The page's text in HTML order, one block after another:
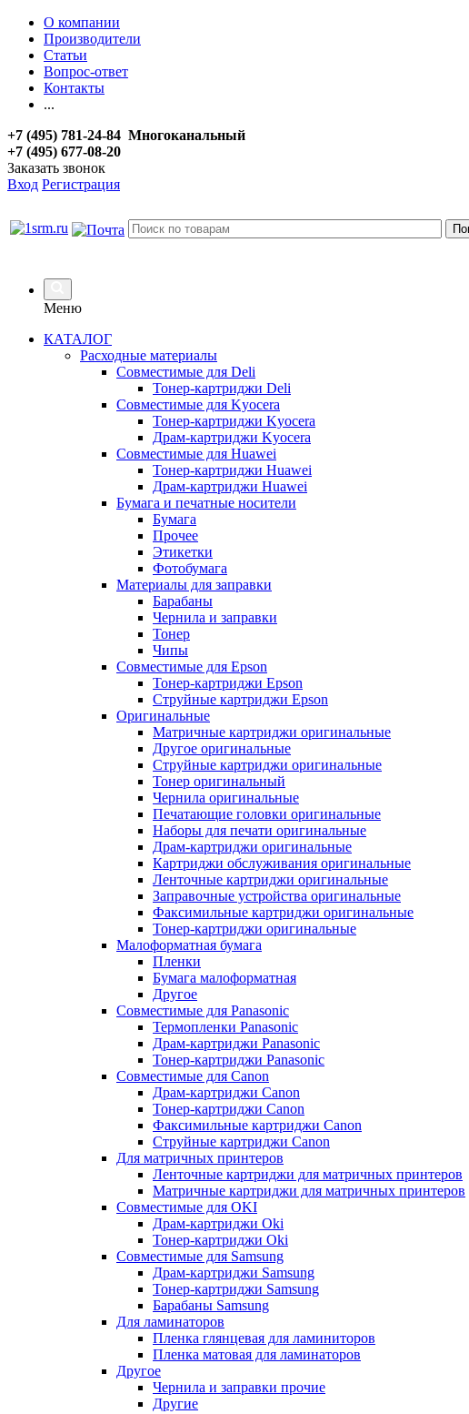
О компании
Производители
Статьи
Вопрос-ответ
Контакты
...
+7 (495) 781-24-84 Многоканальный
+7 (495) 677-08-20
Заказать звонок
Вход Регистрация
Меню
КАТАЛОГ
Расходные материалы
Совместимые для Deli
Тонер-картриджи Deli
Совместимые для Kyocera
Тонер-картриджи Kyocera
Драм-картриджи Kyocera
Совместимые для Huawei
Тонер-картриджи Huawei
Драм-картриджи Huawei
Бумага и печатные носители
Бумага
Прочее
Этикетки
Фотобумага
Материалы для заправки
Барабаны
Чернила и заправки
Тонер
Чипы
Совместимые для Epson
Тонер-картриджи Epson
Струйные картриджи Epson
Оригинальные
Матричные картриджи оригинальные
Другое оригинальные
Струйные картриджи оригинальные
Тонер оригинальный
Чернила оригинальные
Печатающие головки оригинальные
Наборы для печати оригинальные
Драм-картриджи оригинальные
Картриджи обслуживания оригинальные
Ленточные картриджи оригинальные
Заправочные устройства оригинальные
Факсимильные картриджи оригинальные
Тонер-картриджи оригинальные
Малоформатная бумага
Пленки
Бумага малоформатная
Другое
Совместимые для Panasonic
Термопленки Panasonic
Драм-картриджи Panasonic
Тонер-картриджи Panasonic
Совместимые для Canon
Драм-картриджи Canon
Тонер-картриджи Canon
Факсимильные картриджи Canon
Струйные картриджи Canon
Для матричных принтеров
Ленточные картриджи для матричных принтеров
Матричные картриджи для матричных принтеров
Совместимые для OKI
Драм-картриджи Oki
Тонер-картриджи Oki
Совместимые для Samsung
Драм-картриджи Samsung
Тонер-картриджи Samsung
Барабаны Samsung
Для ламинаторов
Пленка глянцевая для ламиниторов
Пленка матовая для ламинаторов
Другое
Чернила и заправки прочие
Другие